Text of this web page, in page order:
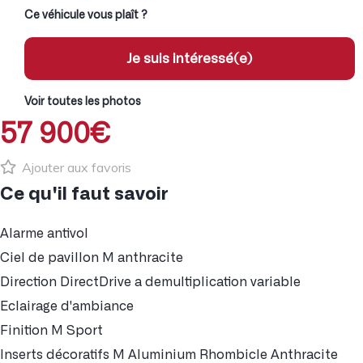
Ce véhicule vous plaît ?
Je suis intéressé(e)
Voir toutes les photos
57 900€
Ajouter aux favoris
Ce qu'il faut savoir
Alarme antivol
Ciel de pavillon M anthracite
Direction DirectDrive a demultiplication variable
Eclairage d'ambiance
Finition M Sport
Inserts décoratifs M Aluminium Rhombicle Anthracite